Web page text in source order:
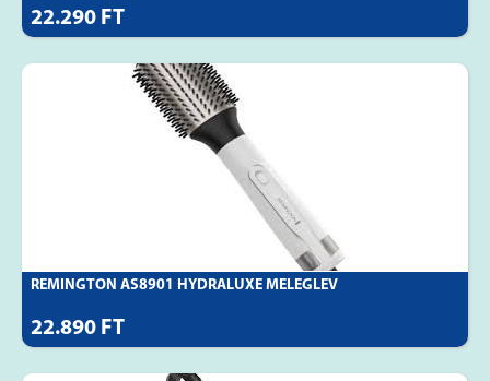
22.290 FT
REMINGTON AS8901 HYDRALUXE MELEGLEV
22.890 FT